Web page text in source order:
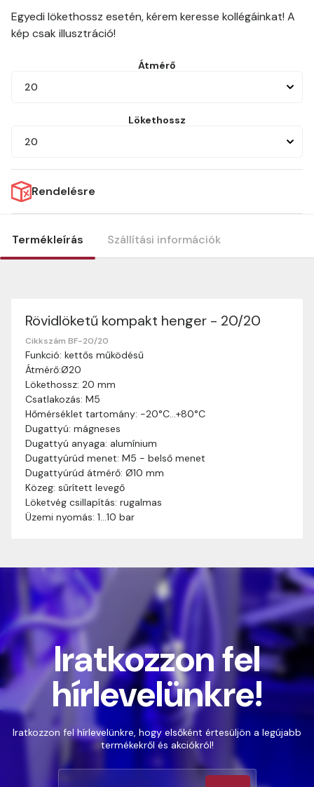
Egyedi lökethossz esetén, kérem keresse kollégáinkat! A
kép csak illusztráció!
Átmérő
20
Lökethossz
20
Rendelésre
Termékleírás Szállítási információk
Rövidlöketű kompakt henger - 20/20
Cikkszám BF-20/20
Funkció: kettős működésű
Átmérő:Ø20
Lökethossz: 20 mm
Csatlakozás: M5
Hőmérséklet tartomány: -20°C…+80°C
Dugattyú: mágneses
Dugattyú anyaga: alumínium
Dugattyúrúd menet: M5 - belső menet
Dugattyúrúd átmérő: Ø10 mm
Közeg: sűrített levegő
Löketvég csillapítás: rugalmas
Üzemi nyomás: 1…10 bar
Szállítási információk
Nagyon köszönjük, hogy webshopunkat választottátok
vásárlásaitokhoz. Az alábbiakban megtaláljátok szállítási
információinkat, hogy a vásárlásotok gördülékenyen és
zökkenőmentesen történhessen.
Szállítási idő:Általában a megrendeléseket 2-5
munkanapon belül kézbesítjük. Amennyiben
valamilyen okból kifolyólag a szállítás hosszabb
ideig tart, előre értesítünk benneteket.
Szállítási díj:A szállítási díj függ a termék súlyától
és a szállítási cím távolságától. A pontos szállítási
díjat a vásárlás folyamata során megtekinthetitek,
mielőtt a rendelést véglegesítitek.
Iratkozzon fel
hírlevelünkre!
Iratkozzon fel hírlevelünkre, hogy elsőként értesüljön a legújabb
termékekről és akciókról!